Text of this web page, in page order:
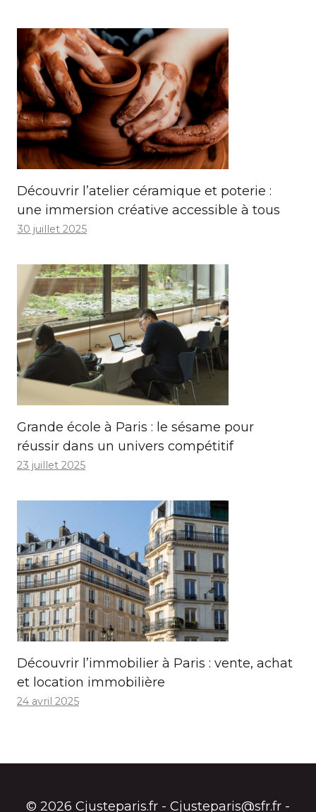
Découvrir l’atelier céramique et poterie :
une immersion créative accessible à tous
30 juillet 2025
Grande école à Paris : le sésame pour
réussir dans un univers compétitif
23 juillet 2025
Découvrir l’immobilier à Paris : vente, achat
et location immobilière
24 avril 2025
© 2026 Cjusteparis.fr - Cjusteparis@sfr.fr -